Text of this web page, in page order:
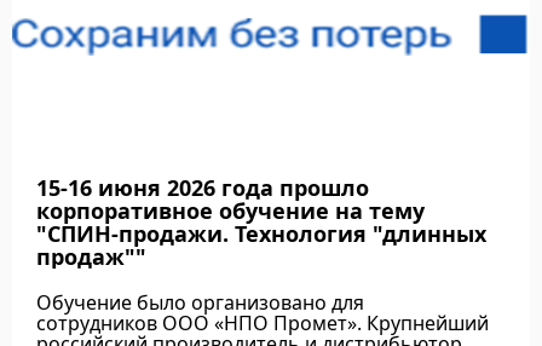
15-16 июня 2026 года прошло
корпоративное обучение на тему
"СПИН-продажи. Технология "длинных
продаж""
Обучение было организовано для
сотрудников ООО «НПО Промет». Крупнейший